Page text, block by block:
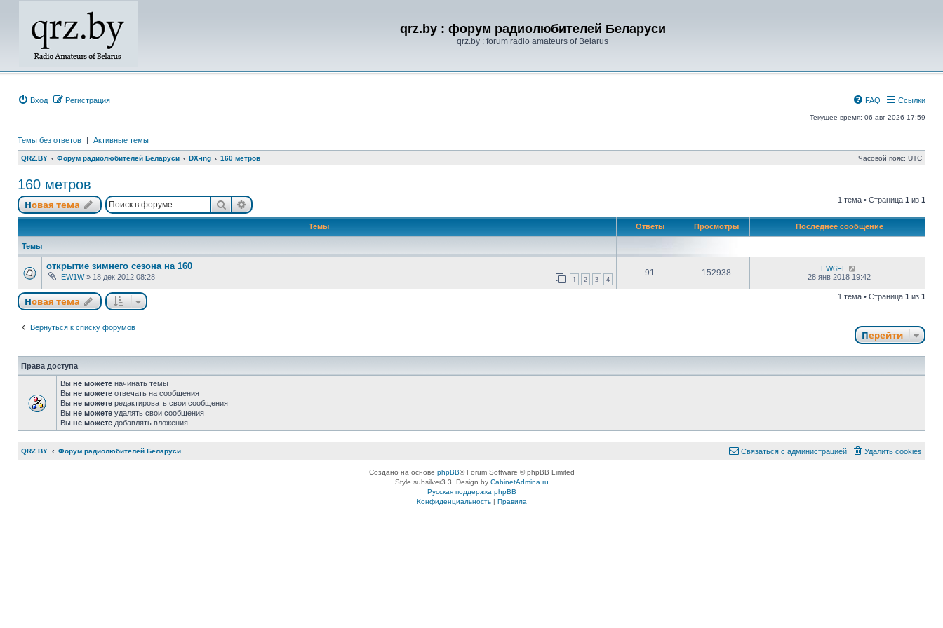
qrz.by : форум радиолюбителей Беларуси
qrz.by : forum radio amateurs of Belarus
Вход Регистрация Ссылки
FAQ
Текущее время: 06 авг 2026 17:59
Темы без ответов | Активные темы
QRZ.BY Форум радиолюбителей Беларуси DX-ing 160 метров Часовой пояс: UTC
160 метров
Новая тема ПоискРасширенный поиск 1 тема • Страница 1 из 1
Темы Ответы Просмотры Последнее сообщение
Темы
открытие зимнего сезона на 160
EW1W» 18 дек 2012 08:28 1 2 3 4
91 152938
EW6FL
28 янв 2018 19:42
Новая тема 1 тема • Страница 1 из 1
Вернуться к списку форумов
Перейти
Права доступа
Вы не можете начинать темы
Вы не можете отвечать на сообщения
Вы не можете редактировать свои сообщения
Вы не можете удалять свои сообщения
Вы не можете добавлять вложения
QRZ.BY Форум радиолюбителей Беларуси Удалить cookies
Связаться с администрацией
Создано на основе phpBB® Forum Software © phpBB Limited
Style subsilver3.3. Design by CabinetAdmina.ru
Русская поддержка phpBB
Конфиденциальность| Правила